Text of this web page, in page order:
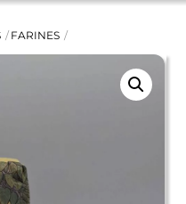
FARINES